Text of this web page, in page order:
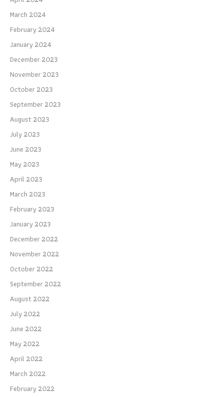
March 2024
February 2024
January 2024
December 2023
November 2023
October 2023
September 2023
August 2023
July 2023
June 2023
May 2023
April 2023
March 2023
February 2023
January 2023
December 2022
November 2022
October 2022
September 2022
August 2022
July 2022
June 2022
May 2022
April 2022
March 2022
February 2022